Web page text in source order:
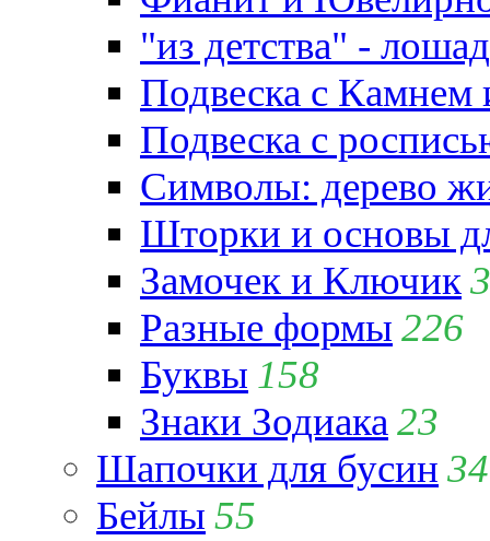
"из детства" -
Подвеска с
Подвеска с
Символы: дерево
Шторки и основы
Замочек и Ключик
Разные формы 226
Буквы 158
Знаки Зодиака23
Шапочки для бусин 34
Бейлы 55